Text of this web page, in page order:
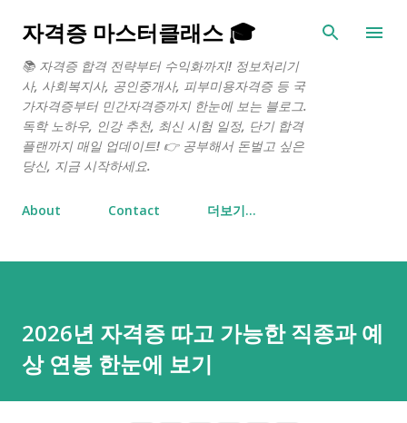
기본 콘텐츠로 건너뛰기
자격증 마스터클래스 🎓
📚 자격증 합격 전략부터 수익화까지! 정보처리기
사, 사회복지사, 공인중개사, 피부미용자격증 등 국
가자격증부터 민간자격증까지 한눈에 보는 블로그.
독학 노하우, 인강 추천, 최신 시험 일정, 단기 합격
플랜까지 매일 업데이트! 👉 공부해서 돈벌고 싶은
당신, 지금 시작하세요.
About Contact 더보기…
2026년 자격증 따고 가능한 직종과 예
상 연봉 한눈에 보기